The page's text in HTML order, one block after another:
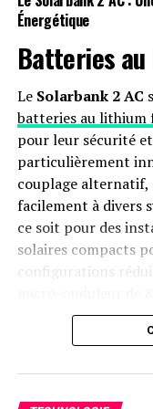
Il semble que la
entièrement
des rollups,
L1. Les
exigencesde
de décentralisation
strictes, compte
ayant atteint au
Cependant, ces
construire un
permettra à
leader et de libérer
Vitalik.eth
Propositions
leurs roues
Énergétique
Batteries au
Le Solarbank 2 AC
batteries au lithium
pour leur sécurité
particulièrement
couplage alternatif,
facilement à divers
ce soit pour des
solaires compacts
configurations
Capacité et
Avec une capacité
domestique